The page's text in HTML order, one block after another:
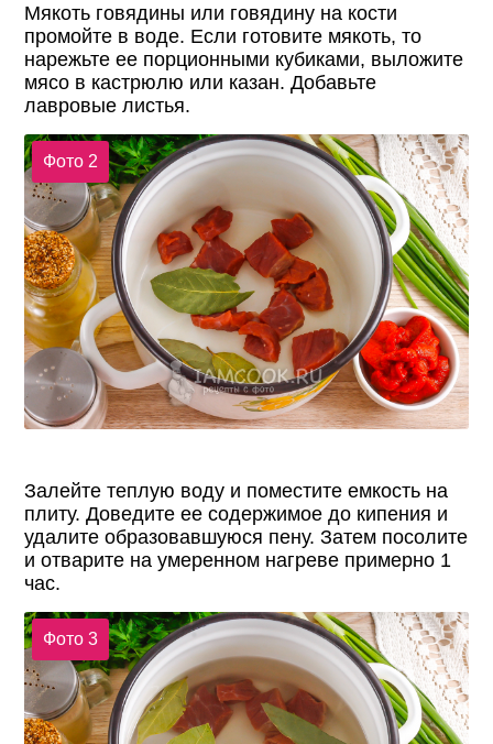
Мякоть говядины или говядину на кости
промойте в воде. Если готовите мякоть, то
нарежьте ее порционными кубиками, выложите
мясо в кастрюлю или казан. Добавьте
лавровые листья.
Фото 2
Залейте теплую воду и поместите емкость на
плиту. Доведите ее содержимое до кипения и
удалите образовавшуюся пену. Затем посолите
и отварите на умеренном нагреве примерно 1
час.
Фото 3